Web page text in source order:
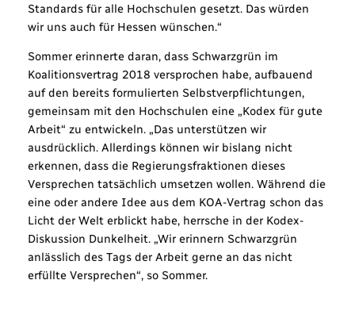
Standards für alle Hochschulen gesetzt. Das würden
wir uns auch für Hessen wünschen.“
Sommer erinnerte daran, dass Schwarzgrün im
Koalitionsvertrag 2018 versprochen habe, aufbauend
auf den bereits formulierten Selbstverpflichtungen,
gemeinsam mit den Hochschulen eine „Kodex für gute
Arbeit“ zu entwickeln. „Das unterstützen wir
ausdrücklich. Allerdings können wir bislang nicht
erkennen, dass die Regierungsfraktionen dieses
Versprechen tatsächlich umsetzen wollen. Während die
eine oder andere Idee aus dem KOA-Vertrag schon das
Licht der Welt erblickt habe, herrsche in der Kodex-
Diskussion Dunkelheit. „Wir erinnern Schwarzgrün
anlässlich des Tags der Arbeit gerne an das nicht
erfüllte Versprechen“, so Sommer.